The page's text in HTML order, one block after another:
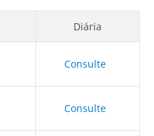
Diária
Consulte
Consulte